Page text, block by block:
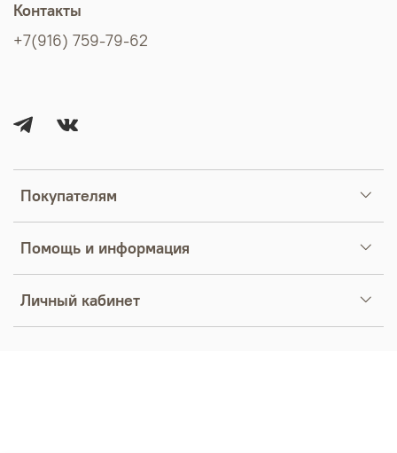
Покупателям
Помощь и информация
Личный кабинет
Контакты
+7(916) 759-79-62